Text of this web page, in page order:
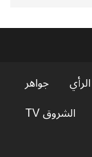
الرأي
جواهر
الشروق TV